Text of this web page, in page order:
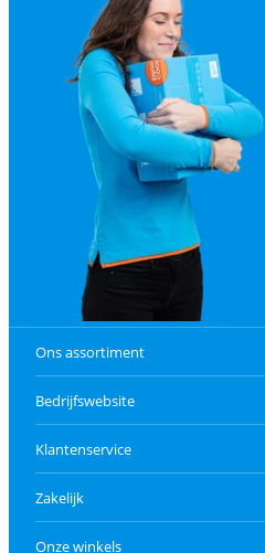
Ons assortiment
Bedrijfswebsite
Klantenservice
Zakelijk
Onze winkels